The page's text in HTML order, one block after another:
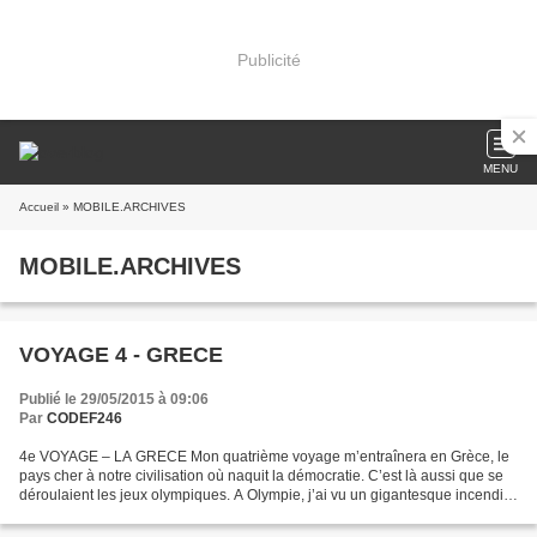
Publicité
MENU
Accueil » MOBILE.ARCHIVES
MOBILE.ARCHIVES
VOYAGE 4 - GRECE
Publié le 29/05/2015 à 09:06
Par CODEF246
4e VOYAGE – LA GRECE Mon quatrième voyage m’entraînera en Grèce, le
pays cher à notre civilisation où naquit la démocratie. C’est là aussi que se
déroulaient les jeux olympiques. A Olympie, j’ai vu un gigantesque incendie